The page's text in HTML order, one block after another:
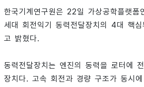
한국기계연구원은 22일 가상공학플랫폼
세대 회전익기 동력전달장치의 4대 핵
고 밝혔다.
동력전달장치는 엔진의 동력을 로터에
장치다. 고속 회전과 경량 구조가 동시